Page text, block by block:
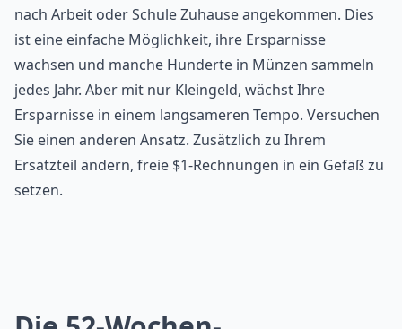
nach Arbeit oder Schule Zuhause angekommen. Dies
ist eine einfache Möglichkeit, ihre Ersparnisse
wachsen und manche Hunderte in Münzen sammeln
jedes Jahr. Aber mit nur Kleingeld, wächst Ihre
Ersparnisse in einem langsameren Tempo. Versuchen
Sie einen anderen Ansatz. Zusätzlich zu Ihrem
Ersatzteil ändern, freie $1-Rechnungen in ein Gefäß zu
setzen.